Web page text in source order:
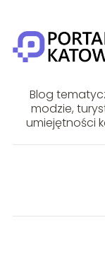
Blog
modzie,
umiejętności